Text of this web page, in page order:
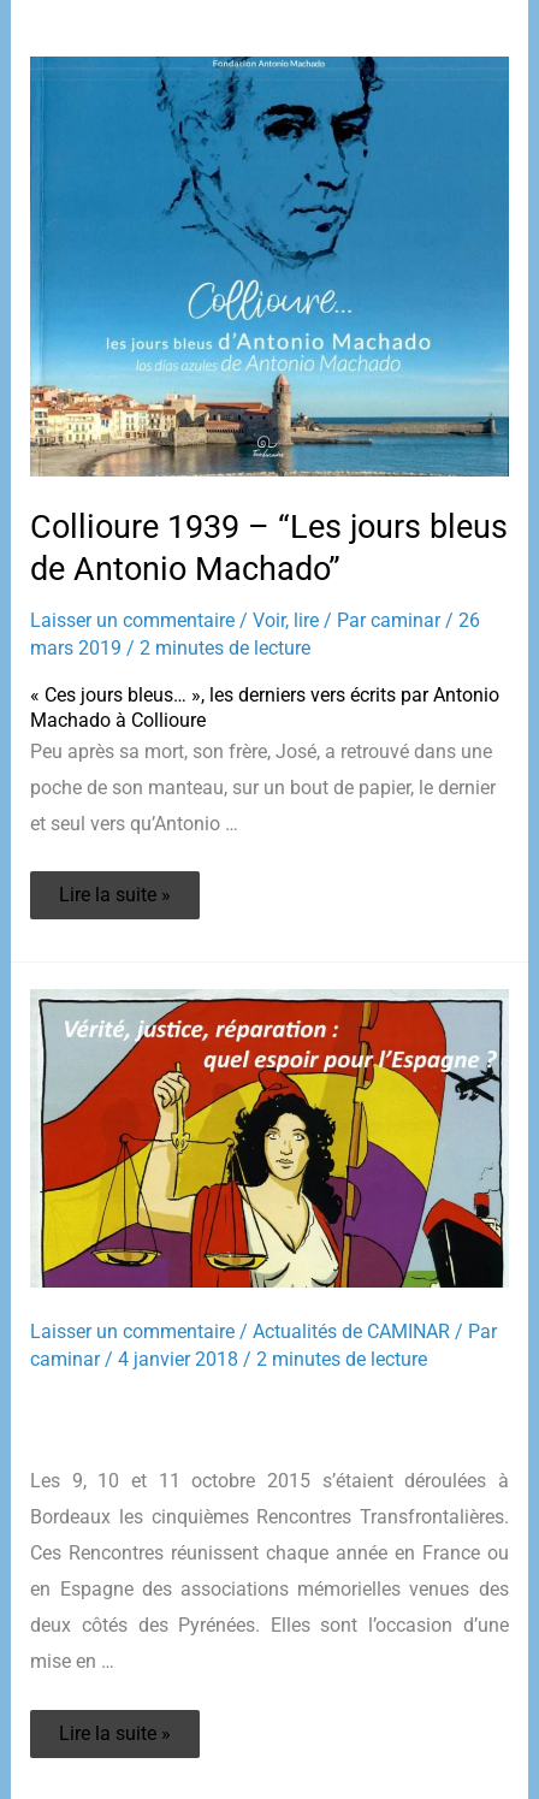
Collioure 1939 – “Les jours bleus
de Antonio Machado”
Laisser un commentaire /Voir, lire / Parcaminar/26
mars 2019/2 minutes de lecture
« Ces jours bleus… », les derniers vers écrits par Antonio
Machado à Collioure
Peu après sa mort, son frère, José, a retrouvé dans une
poche de son manteau, sur un bout de papier, le dernier
et seul vers qu’Antonio …
Collioure
bleus
de
Antonio
Machado”
Lire la suite »
Laisser un commentaire /Actualités de CAMINAR / Par
caminar/4 janvier 2018/2 minutes de lecture
Les 9, 10 et 11 octobre 2015 s’étaient déroulées à
Bordeaux les cinquièmes Rencontres Transfrontalières.
Ces Rencontres réunissent chaque année en France ou
en Espagne des associations mémorielles venues des
deux côtés des Pyrénées. Elles sont l’occasion d’une
mise en …
Vérité
Lire la suite »